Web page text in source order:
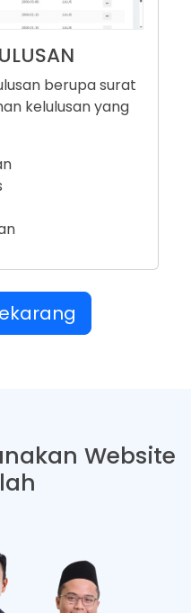
berupa surat
kelulusan yang
Website